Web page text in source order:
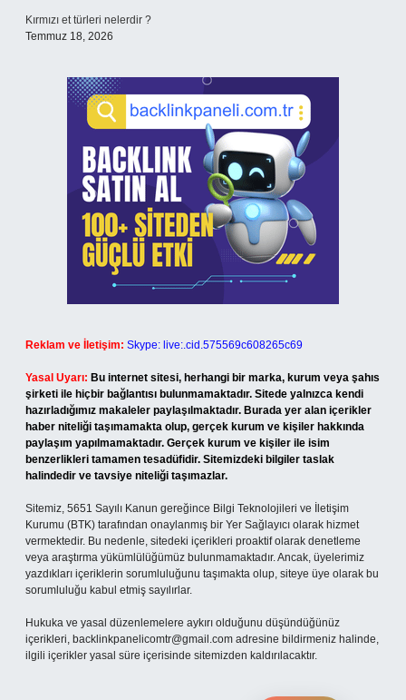
Kırmızı et türleri nelerdir ?
Temmuz 18, 2026
Reklam ve İletişim: Skype: live:.cid.575569c608265c69
Yasal Uyarı: Bu internet sitesi, herhangi bir marka, kurum veya şahıs
şirketi ile hiçbir bağlantısı bulunmamaktadır. Sitede yalnızca kendi
hazırladığımız makaleler paylaşılmaktadır. Burada yer alan içerikler
haber niteliği taşımamakta olup, gerçek kurum ve kişiler hakkında
paylaşım yapılmamaktadır. Gerçek kurum ve kişiler ile isim
benzerlikleri tamamen tesadüfidir. Sitemizdeki bilgiler taslak
halindedir ve tavsiye niteliği taşımazlar.
Sitemiz, 5651 Sayılı Kanun gereğince Bilgi Teknolojileri ve İletişim
Kurumu (BTK) tarafından onaylanmış bir Yer Sağlayıcı olarak hizmet
vermektedir. Bu nedenle, sitedeki içerikleri proaktif olarak denetleme
veya araştırma yükümlülüğümüz bulunmamaktadır. Ancak, üyelerimiz
yazdıkları içeriklerin sorumluluğunu taşımakta olup, siteye üye olarak bu
sorumluluğu kabul etmiş sayılırlar.
Hukuka ve yasal düzenlemelere aykırı olduğunu düşündüğünüz
içerikleri, backlinkpanelicomtr@gmail.com adresine bildirmeniz halinde,
ilgili içerikler yasal süre içerisinde sitemizden kaldırılacaktır.